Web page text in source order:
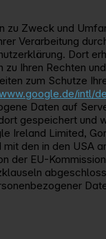
zu Zweck und
Verarbeitung
Dort
Ihren Rechten und
zum Schutze
intl/
Daten auf
gespeichert und
Ireland Limited,
mit den in den USA
der EU-